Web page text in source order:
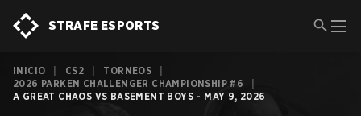
STRAFE ESPORTS
INICIO CS2 TORNEOS
2026 PARKEN CHALLENGER CHAMPIONSHIP #6
A GREAT CHAOS VS BASEMENT BOYS - MAY 9, 2026